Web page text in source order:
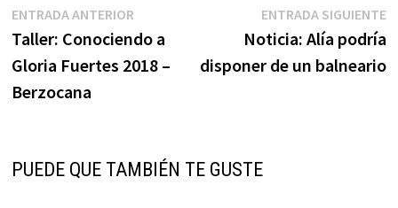
Navegación
de
entradas
ENTRADA ANTERIOREntrada
anterior:
Taller: Conociendo a
Gloria Fuertes 2018 –
Berzocana
ENTRADA SIGUIENTE
Noticia: Alía podría
disponer de un balneario
PUEDE QUE TAMBIÉN TE GUSTE